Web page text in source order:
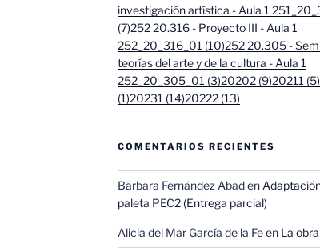
investigación artística - Aula 1
(7)252 20.316 - Proyecto III - Aula 1
252_20_316_01 (10)252 20.305 -
teorías del arte y de la cultura - Aula 1
252_20_305_01 (3)20202 (9)20211 (5)
(1)20231 (14)20222 (13)
COMENTARIOS RECIENTES
Bárbara Fernández Abaden
paleta PEC2 (Entrega parcial)
Alicia del Mar García de la Feen La